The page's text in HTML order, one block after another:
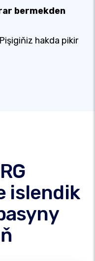
bermekden
hakda pikir
islendik